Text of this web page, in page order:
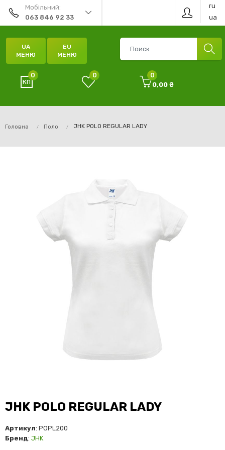
Мобільний:
063 846 92 33
ru
ua
UA
МЕНЮ
EU
МЕНЮ
0 0
0
0,00 ₴
Головна Поло JHK POLO REGULAR LADY
JHK POLO REGULAR LADY
Артикул: POPL200
Бренд: JHK